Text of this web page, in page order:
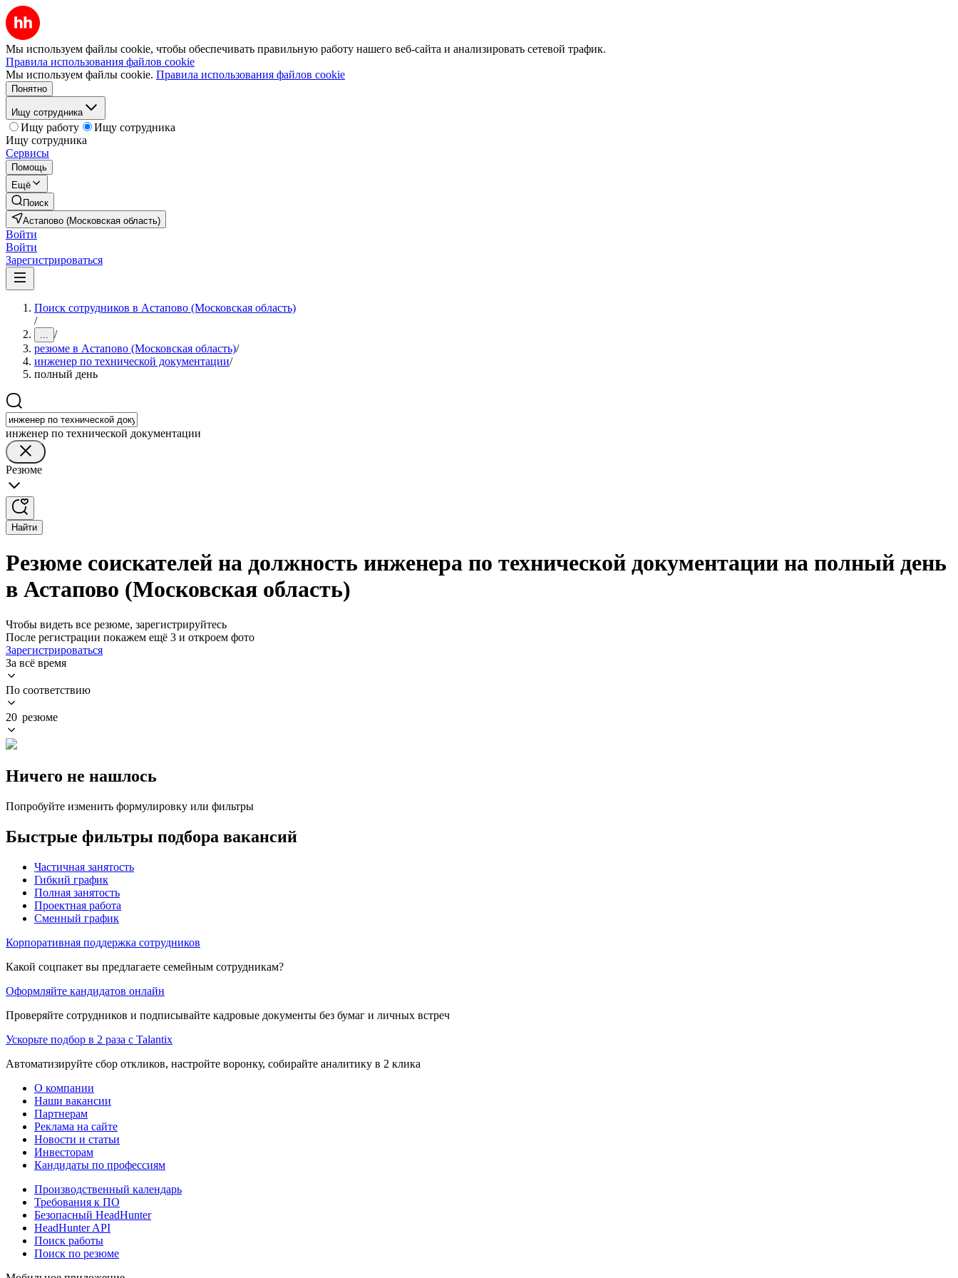
Мы используем файлы cookie, чтобы обеспечивать правильную работу нашего веб-сайта и анализировать сетевой трафик.
Правила использования файлов cookie
Мы используем файлы cookie. Правила использования файлов cookie
Понятно
Ищу сотрудника
Ищу работу
Ищу сотрудника
Ищу сотрудника
Сервисы
Помощь
Ещё
Поиск
Астапово (Московская область)
Войти
Войти
Зарегистрироваться
Поиск сотрудников в Астапово (Московская область)
/
... /
резюме в Астапово (Московская область)/
инженер по технической документации/
полный день
инженер по технической документации
Резюме
Найти
Резюме соискателей на должность инженера по технической документации на полный день
в Астапово (Московская область)
Чтобы видеть все резюме, зарегистрируйтесь
После регистрации покажем ещё 3 и откроем фото
Зарегистрироваться
За всё время
По соответствию
20 резюме
Ничего не нашлось
Попробуйте изменить формулировку или фильтры
Быстрые фильтры подбора вакансий
Частичная занятость
Гибкий график
Полная занятость
Проектная работа
Сменный график
Корпоративная поддержка сотрудников
Какой соцпакет вы предлагаете семейным сотрудникам?
Оформляйте кандидатов онлайн
Проверяйте сотрудников и подписывайте кадровые документы без бумаг и личных встреч
Ускорьте подбор в 2 раза с Talantix
Автоматизируйте сбор откликов, настройте воронку, собирайте аналитику в 2 клика
О компании
Наши вакансии
Партнерам
Реклама на сайте
Новости и статьи
Инвесторам
Кандидаты по профессиям
Производственный календарь
Требования к ПО
Безопасный HeadHunter
HeadHunter API
Поиск работы
Поиск по резюме